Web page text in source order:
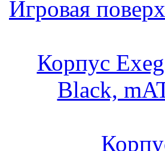
Игровая
Корпус
Black,